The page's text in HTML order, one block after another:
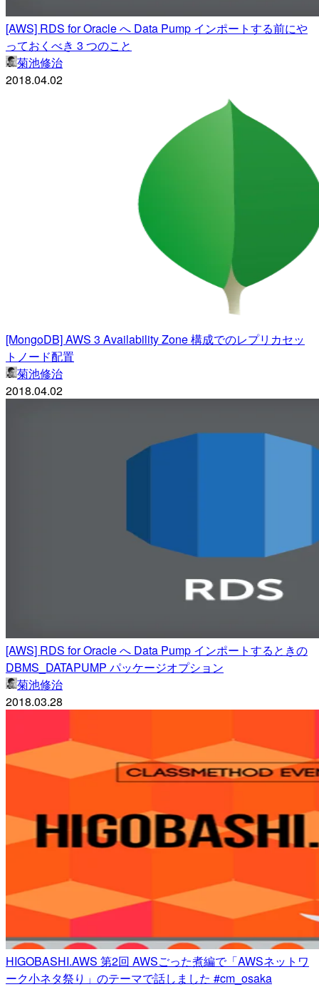
[AWS] RDS for Oracle へ Data Pump インポートする前にや
っておくべき 3 つのこと
菊池修治
2018.04.02
[MongoDB] AWS 3 Availability Zone 構成でのレプリカセッ
トノード配置
菊池修治
2018.04.02
[AWS] RDS for Oracle へ Data Pump インポートするときの
DBMS_DATAPUMP パッケージオプション
菊池修治
2018.03.28
HIGOBASHI.AWS 第2回 AWSごった煮編で「AWSネットワ
ーク小ネタ祭り」のテーマで話しました #cm_osaka